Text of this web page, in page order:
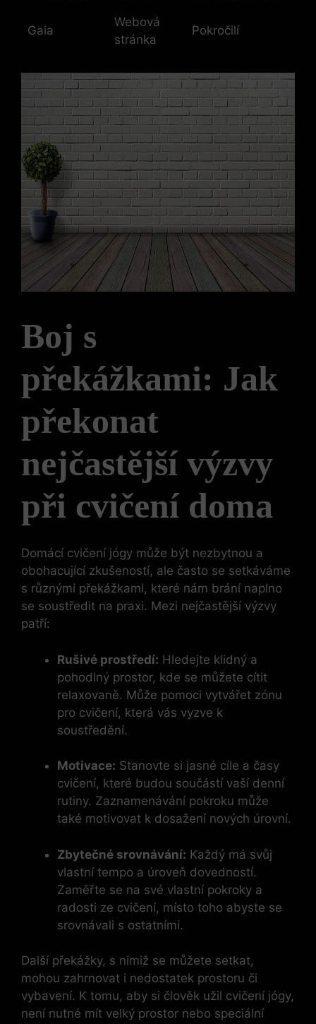
Gaia
Webová
stránka
Pokročilí
Boj s
překážkami: Jak
překonat
nejčastější výzvy
při cvičení doma
Domácí cvičení jógy může být nezbytnou a
obohacující zkušeností, ale často se setkáváme
s různými překážkami, které nám brání naplno
se soustředit na praxi. Mezi nejčastější výzvy
patří:
Rušivé prostředí: Hledejte klidný a
pohodlný prostor, kde se můžete cítit
relaxovaně. Může pomoci vytvářet zónu
pro cvičení, která vás vyzve k
soustředění.
Motivace: Stanovte si jasné cíle a časy
cvičení, které budou součástí vaší denní
rutiny. Zaznamenávání pokroku může
také motivovat k dosažení nových úrovní.
Zbytečné srovnávání: Každý má svůj
vlastní tempo a úroveň dovedností.
Zaměřte se na své vlastní pokroky a
radosti ze cvičení, místo toho abyste se
srovnávali s ostatními.
Další překážky, s nimiž se můžete setkat,
mohou zahrnovat i nedostatek prostoru či
vybavení. K tomu, aby si člověk užil cvičení jógy,
není nutné mít velký prostor nebo speciální